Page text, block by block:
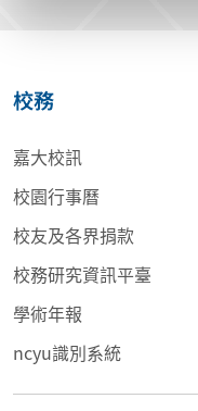
校務
嘉大校訊
校園行事曆
校友及各界捐款
校務研究資訊平臺
學術年報
ncyu識別系統